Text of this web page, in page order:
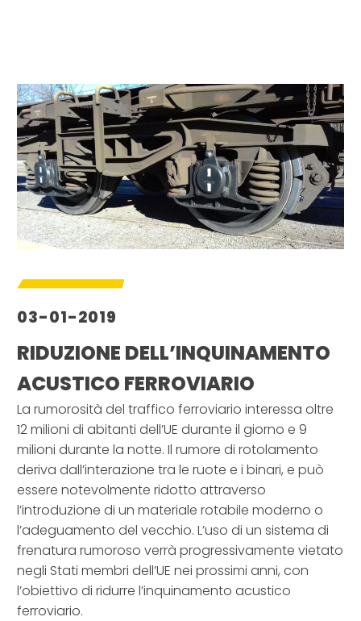
03-01-2019
RIDUZIONE DELL’INQUINAMENTO
ACUSTICO FERROVIARIO
La rumorosità del traffico ferroviario interessa oltre
12 milioni di abitanti dell’UE durante il giorno e 9
milioni durante la notte. Il rumore di rotolamento
deriva dall’interazione tra le ruote e i binari, e può
essere notevolmente ridotto attraverso
l’introduzione di un materiale rotabile moderno o
l’adeguamento del vecchio. L’uso di un sistema di
frenatura rumoroso verrà progressivamente vietato
negli Stati membri dell’UE nei prossimi anni, con
l’obiettivo di ridurre l’inquinamento acustico
ferroviario.